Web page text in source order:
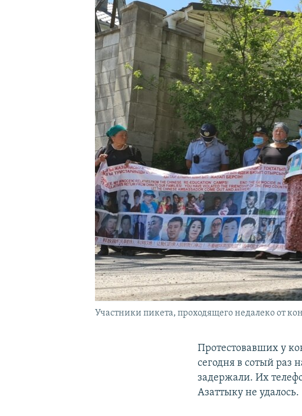
Участники пикета, проходящего недалеко от
Протестовавших у
сегодня в сотый раз
задержали. Их
Азаттыку не удалось.